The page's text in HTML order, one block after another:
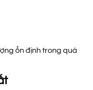
ổn định trong quá